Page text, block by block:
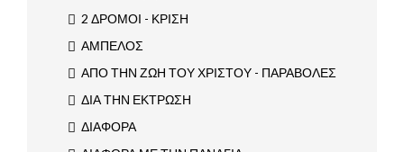
2 ΔΡΟΜΟΙ - ΚΡΙΣΗ
ΑΜΠΕΛΟΣ
ΑΠΟ ΤΗΝ ΖΩΗ ΤΟΥ ΧΡΙΣΤΟΥ - ΠΑΡΑΒΟΛΕΣ
ΔΙΑ ΤΗΝ ΕΚΤΡΩΣΗ
ΔΙΑΦΟΡΑ